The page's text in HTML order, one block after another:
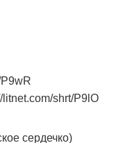
shrt/P9lO
сердечко)